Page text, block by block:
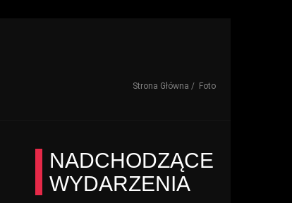
Strona Główna Foto
NADCHODZĄCE
WYDARZENIA